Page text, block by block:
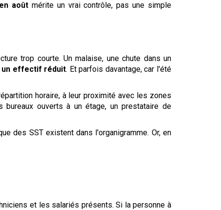
aoûtmérite un vrai contrôle, pas une simple
trop courte. Un malaise, une chute dans un
un effectif réduit. Et parfois davantage, car l'été
horaire, à leur proximité avec les zones
ouverts à un étage, un prestataire de
des SST existent dans l'organigramme. Or, en
et les salariés présents. Si la personne à